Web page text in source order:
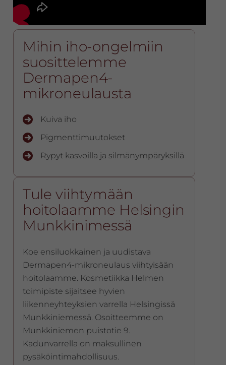
Mihin iho-ongelmiin
suosittelemme
Dermapen4-
mikroneulausta
Kuiva iho
Pigmenttimuutokset
Rypyt kasvoilla ja silmänympäryksillä
Tule viihtymään
hoitolaamme Helsingin
Munkkinimessä
Koe ensiluokkainen ja uudistava
Dermapen4-mikroneulaus viihtyisään
hoitolaamme. Kosmetiikka Helmen
toimipiste sijaitsee hyvien
liikenneyhteyksien varrella Helsingissä
Munkkiniemessä. Osoitteemme on
Munkkiniemen puistotie 9.
Kadunvarrella on maksullinen
pysäköintimahdollisuus.